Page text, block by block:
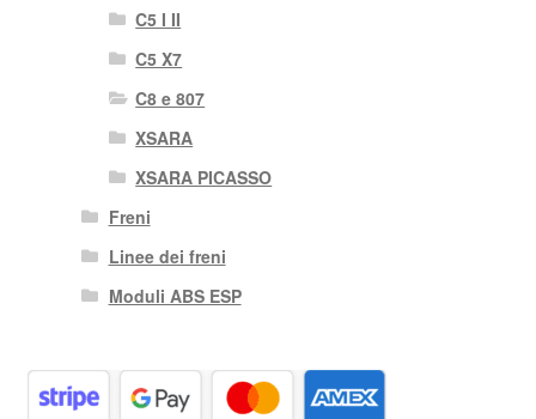
C5 I II
C5 X7
C8 e 807
XSARA
XSARA PICASSO
Freni
Linee dei freni
Moduli ABS ESP